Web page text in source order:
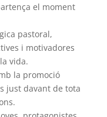
el moment
pastoral,
i motivadores
vida.
la promoció
just davant de tota